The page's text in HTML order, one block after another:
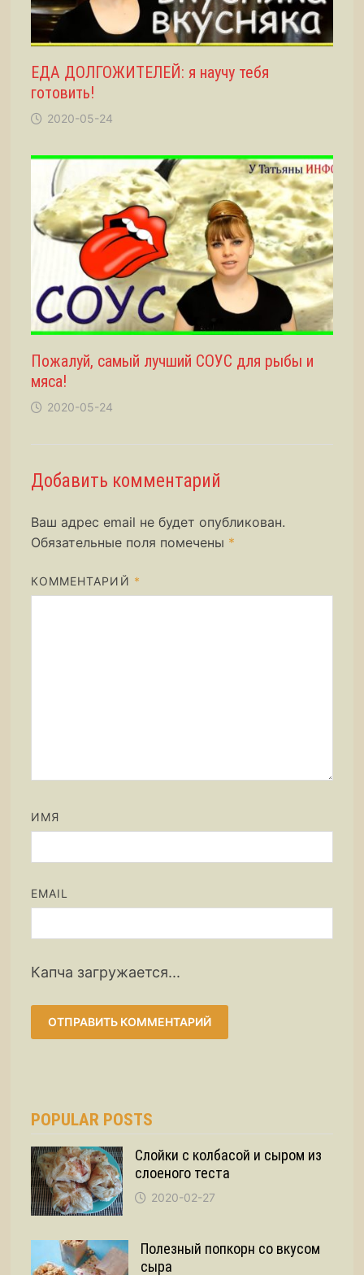
ЕДА ДОЛГОЖИТЕЛЕЙ: я научу тебя
готовить!
2020-05-24
Пожалуй, самый лучший СОУС для рыбы и
мяса!
2020-05-24
Добавить комментарий
Ваш адрес email не будет опубликован.
Обязательные поля помечены *
КОММЕНТАРИЙ *
ИМЯ
EMAIL
Капча загружается...
POPULAR POSTS
Слойки с колбасой и сыром из
слоеного теста
2020-02-27
Полезный попкорн со вкусом
сыра